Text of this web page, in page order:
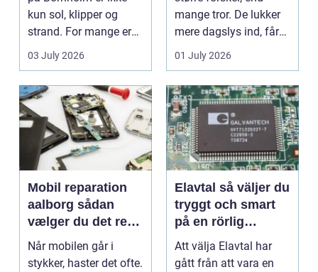
kun sol, klipper og
strand. For mange er
en stabil intern...
03 July 2026
mange tror. De lukker
mere dagslys ind, får
hjem og erhvervs...
01 July 2026
Mobil reparation
aalborg sådan
vælger du det rette
værksted
Når mobilen går i
stykker, haster det ofte.
Elavtal så väljer du
tryggt och smart
på en rörlig
elmarknad
Att välja Elavtal har
gått från att vara en